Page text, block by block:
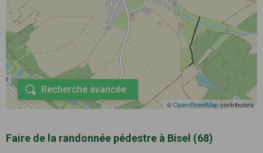
©OpenStreetMapcontributors
Recherche avancée
Faire de la randonnée pédestre à Bisel (68)